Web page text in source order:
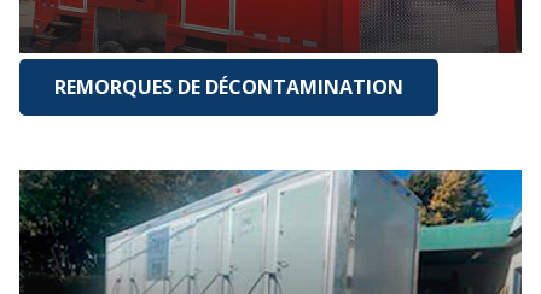
REMORQUES DE DÉCONTAMINATION